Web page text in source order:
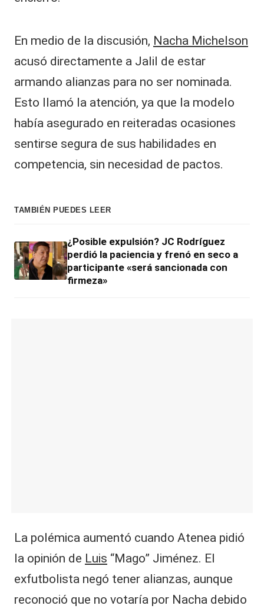
En medio de la discusión, Nacha Michelson
acusó directamente a Jalil de estar
armando alianzas para no ser nominada.
Esto llamó la atención, ya que la modelo
había asegurado en reiteradas ocasiones
sentirse segura de sus habilidades en
competencia, sin necesidad de pactos.
TAMBIÉN PUEDES LEER
¿Posible expulsión? JC Rodríguez
perdió la paciencia y frenó en seco a
participante «será sancionada con
firmeza»
La polémica aumentó cuando Atenea pidió
la opinión de Luis “Mago” Jiménez. El
exfutbolista negó tener alianzas, aunque
reconoció que no votaría por Nacha debido